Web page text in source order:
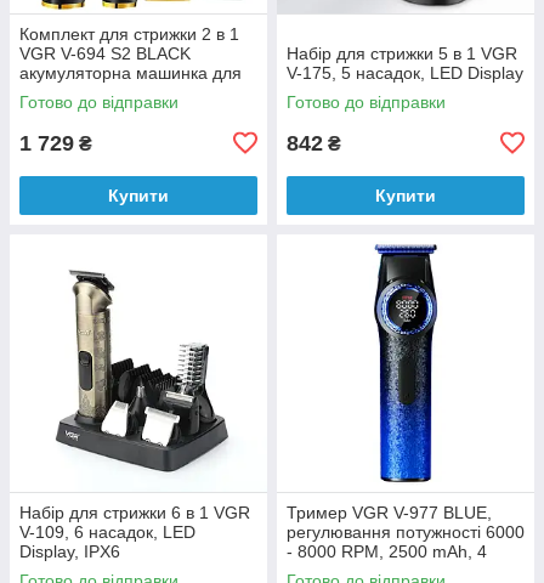
Комплект для стрижки 2 в 1
VGR V-694 S2 BLACK
акумуляторна машинка для
стриження (clipper) та
триммер
Готово до відправки
1 729 ₴
Купити
Набір для стрижки 5 в 1 VGR
V-175, 5 насадок, LED Display
Готово до відправки
842 ₴
Купити
Набір для стрижки 6 в 1 VGR
V-109, 6 насадок, LED
Display, IPX6
Тример VGR V-977 BLUE,
регулювання потужності 6000
- 8000 RPM, 2500 mAh, 4
насадки, LED display